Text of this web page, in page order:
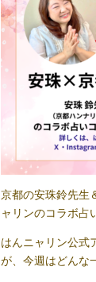
京都の安珠鈴先生
ャリンのコラボ占
はんニャリン公式
が、今週はどんな